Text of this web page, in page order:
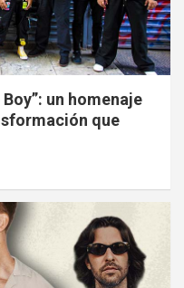
un homenaje
que